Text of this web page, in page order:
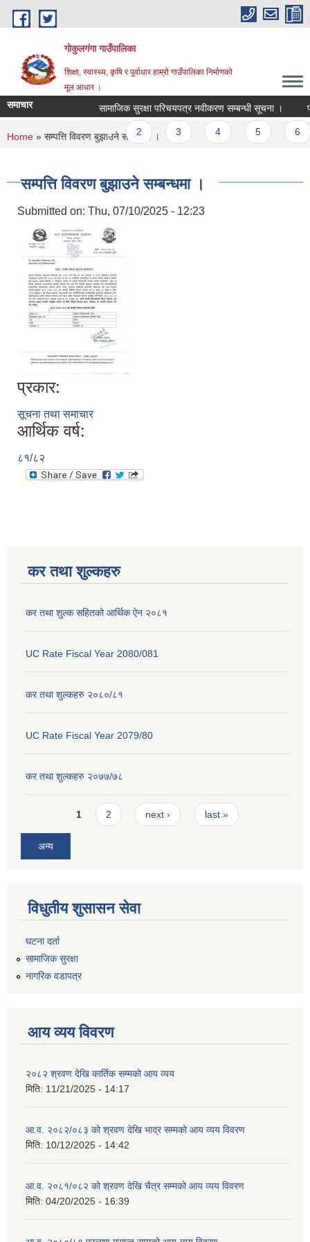
Skip to main content
गोकुलगंगा गाउँपालिका
शिक्षा, स्वास्थ्य, कृषि र पूर्वाधार हाम्रो गाउँपालिका निर्माणको
मूल आधार ।
समाचार सामाजिक सुरक्षा परिचयपत्र नवीकरण सम्बन्धी सूचना ।
Pages
1
You are here
Home » सम्पत्ति विवरण बुझाउने सम्बन्धमा ।
सम्पत्ति विवरण बुझाउने सम्बन्धमा ।
Submitted on: Thu, 07/10/2025 - 12:23
प्रकार:
सूचना तथा समाचार
आर्थिक वर्ष:
८१/८२
कर तथा शुल्कहरु
कर तथा शुल्क सहितको आर्थिक ऐन २०८१
UC Rate Fiscal Year 2080/081
कर तथा शुल्कहरु २०८०/८१
UC Rate Fiscal Year 2079/80
कर तथा शुल्कहरु २०७७/७८
Pages1 2 next › last »
अन्य
विधुतीय शुसासन सेवा
घटना दर्ता
सामाजिक सुरक्षा
नागरिक वडापत्र
आय व्यय विवरण
२०८२ श्रवण देखि कार्तिक सम्मको आय व्यय
मिति: 11/21/2025 - 14:17
आ.व. २०८२/०८३ को श्रवण देखि भाद्र सम्मको आय व्यय विवरण
मिति: 10/12/2025 - 14:42
आ.व. २०८१/०८२ को श्रवण देखि चैत्र सम्मको आय व्यय विवरण
मिति: 04/20/2025 - 16:39